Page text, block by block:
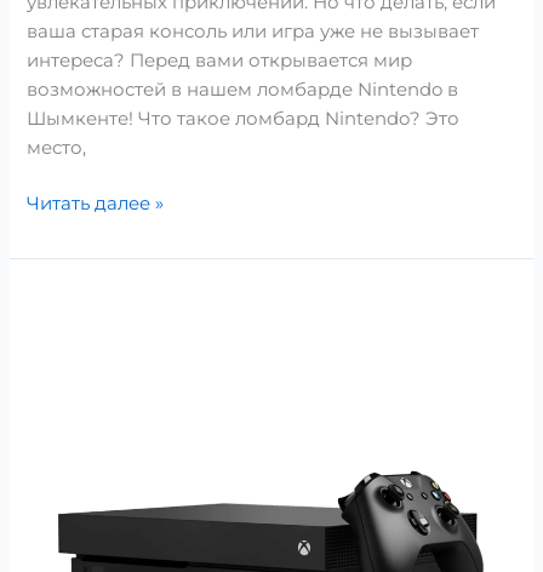
ваша старая консоль или игра уже не вызывает
интереса? Перед вами открывается мир
возможностей в нашем ломбарде Nintendo в
Шымкенте! Что такое ломбард Nintendo? Это
место,
Читать далее »